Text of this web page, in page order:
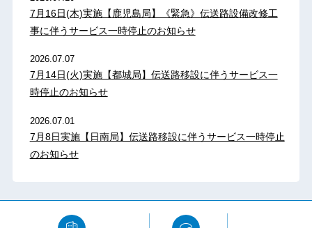
7月16日(木)実施【鹿児島局】《緊急》伝送路設備改修工
事に伴うサービス一時停止のお知らせ
2026.07.07
7月14日(火)実施【都城局】伝送路移設に伴うサービス一
時停止のお知らせ
2026.07.01
7月8日実施【日南局】伝送路移設に伴うサービス一時停止
のお知らせ